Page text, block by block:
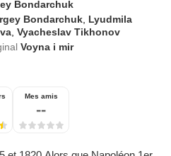
Bondarchuk
Bondarchuk Lyudmila
,Vyacheslav Tikhonov
Voyna i mir
Mes amis
--